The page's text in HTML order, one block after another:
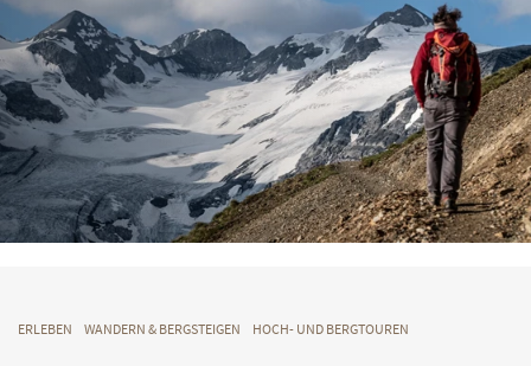
ERLEBEN WANDERN & BERGSTEIGEN HOCH- UND BERGTOUREN